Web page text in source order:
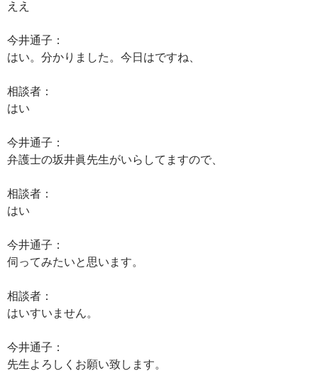
ええ
今井通子：
はい。分かりました。今日はですね、
相談者：
はい
今井通子：
弁護士の坂井眞先生がいらしてますので、
相談者：
はい
今井通子：
伺ってみたいと思います。
相談者：
はいすいません。
今井通子：
先生よろしくお願い致します。